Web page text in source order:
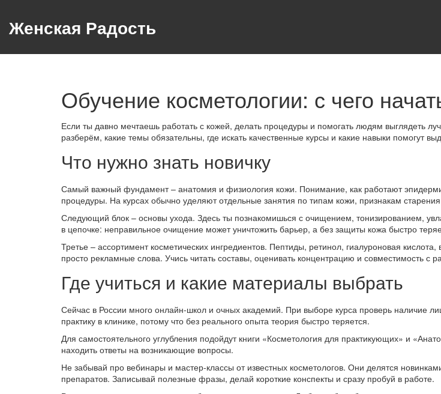
Женская Радость
Обучение косметологии: с чего
Если ты давно мечтаешь работать с кожей, делать процедуры и помогать людям выглядеть
разберём, какие темы обязательны, где искать качественные курсы и какие навыки помогут
Что нужно знать новичку
Самый важный фундамент – анатомия и физиология кожи. Понимание, как работают
процедуры. На курсах обычно уделяют отдельные занятия по типам кожи, признакам
Следующий блок – основы ухода. Здесь ты познакомишься с очищением, тонизированием,
в цепочке: неправильное очищение может уничтожить барьер, а без защиты кожа быстро
Третье – ассортимент косметических ингредиентов. Пептиды, ретинол, гиалуроновая
просто рекламные слова. Учись читать составы, оценивать концентрацию и совместимость с
Где учиться и какие материалы выбрать
Сейчас в России много онлайн‑школ и очных академий. При выборе курса проверь наличие
практику в клинике, потому что без реального опыта теория быстро теряется.
Для самостоятельного углубления подойдут книги «Косметология для практикующих» и
находить ответы на возникающие вопросы.
Не забывай про вебинары и мастер‑классы от известных косметологов. Они делятся
препаратов. Записывай полезные фразы, делай короткие конспекты и сразу пробуй в работе.